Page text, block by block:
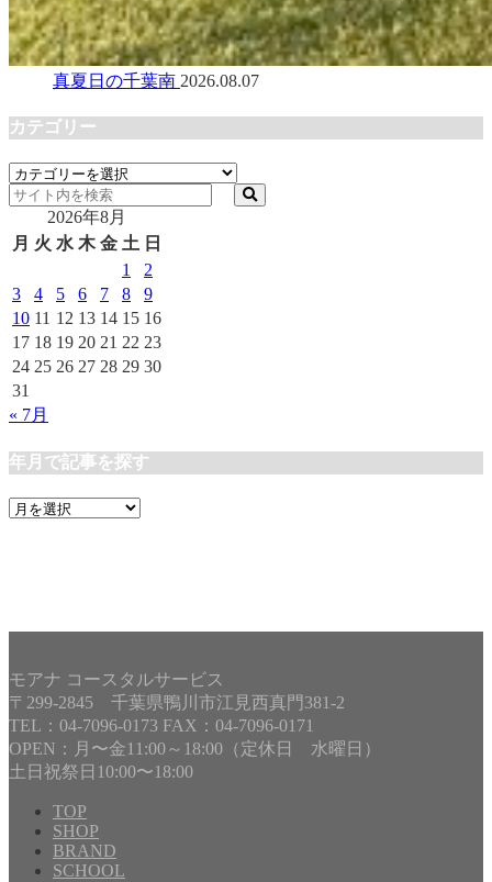
真夏日の千葉南 2026.08.07
カテゴリー
カ
テ
リ
2026年8月
月 火 水 木 金 土 日
1
2
3
4 5 6 7 8
9
10 11 12 13 14 15 16
17 18 19 20 21 22 23
24 25 26 27 28 29 30
31
« 7月
年月で記事を探す
年
モアナ コースタルサービス
〒299-2845 千葉県鴨川市江見西真門381-2
TEL：04-7096-0173 FAX：04-7096-0171
OPEN：月〜金11:00～18:00（定休日 水曜日）
土日祝祭日10:00〜18:00
TOP
SHOP
BRAND
SCHOOL
Copyright©MOANA COASTAL SERVICE